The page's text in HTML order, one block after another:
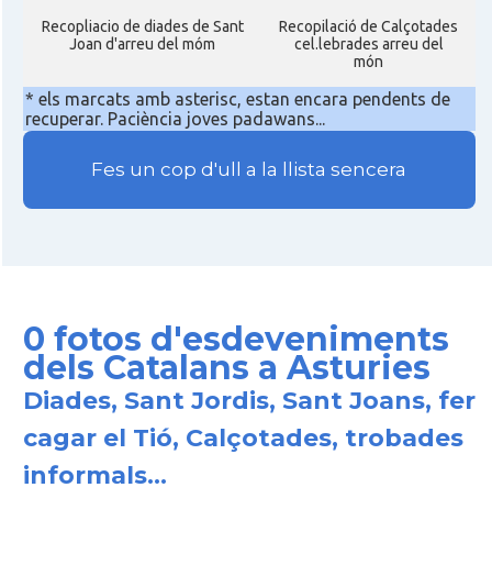
Recopliacio de diades de Sant
Joan d'arreu del móm
Recopilació de Calçotades
cel.lebrades arreu del
món
* els marcats amb asterisc, estan encara pendents de
recuperar. Paciència joves padawans...
Fes un cop d'ull a la llista sencera
0 fotos d'esdeveniments
dels Catalans a Asturies
Diades, Sant Jordis, Sant Joans, fer
cagar el Tió, Calçotades, trobades
informals...